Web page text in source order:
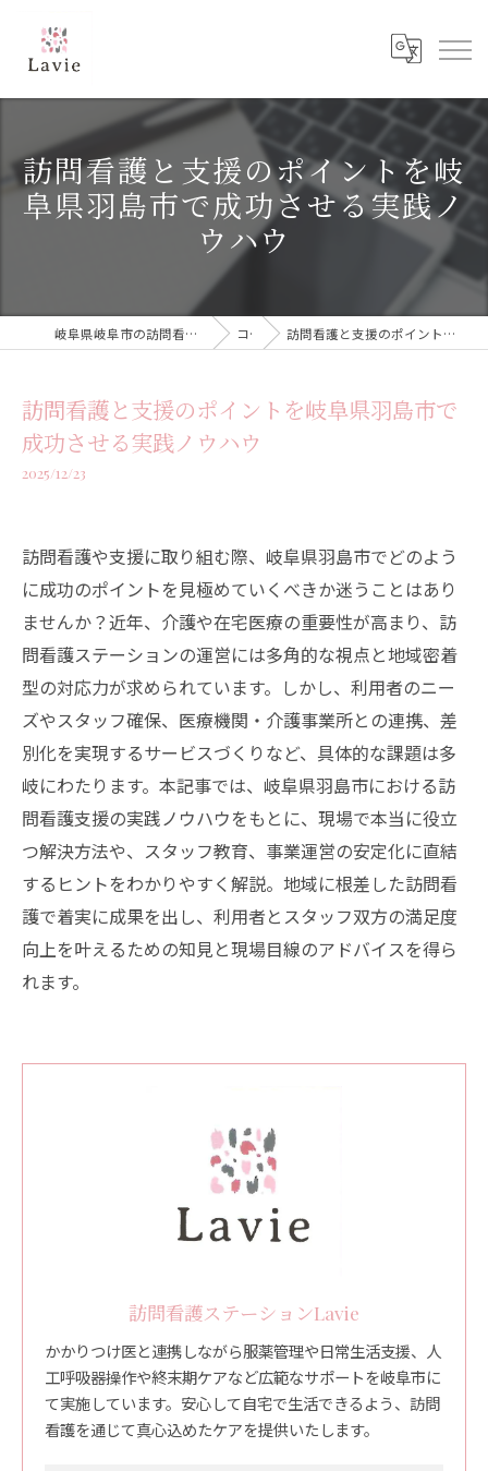
訪問看護と支援のポイントを岐
阜県羽島市で成功させる実践ノ
ウハウ
岐阜県岐阜市の訪問看護なら訪問看護ステーション Lavie コラム 訪問看護と支援のポイントを岐阜県羽島市で成功させる実践ノウハウ
訪問看護と支援のポイントを岐阜県羽島市で
成功させる実践ノウハウ
2025/12/23
訪問看護や支援に取り組む際、岐阜県羽島市でどのよう
に成功のポイントを見極めていくべきか迷うことはあり
ませんか？近年、介護や在宅医療の重要性が高まり、訪
問看護ステーションの運営には多角的な視点と地域密着
型の対応力が求められています。しかし、利用者のニー
ズやスタッフ確保、医療機関・介護事業所との連携、差
別化を実現するサービスづくりなど、具体的な課題は多
岐にわたります。本記事では、岐阜県羽島市における訪
問看護支援の実践ノウハウをもとに、現場で本当に役立
つ解決方法や、スタッフ教育、事業運営の安定化に直結
するヒントをわかりやすく解説。地域に根差した訪問看
護で着実に成果を出し、利用者とスタッフ双方の満足度
向上を叶えるための知見と現場目線のアドバイスを得ら
れます。
訪問看護ステーションLavie
かかりつけ医と連携しながら服薬管理や日常生活支援、人
工呼吸器操作や終末期ケアなど広範なサポートを岐阜市に
て実施しています。安心して自宅で生活できるよう、訪問
看護を通じて真心込めたケアを提供いたします。